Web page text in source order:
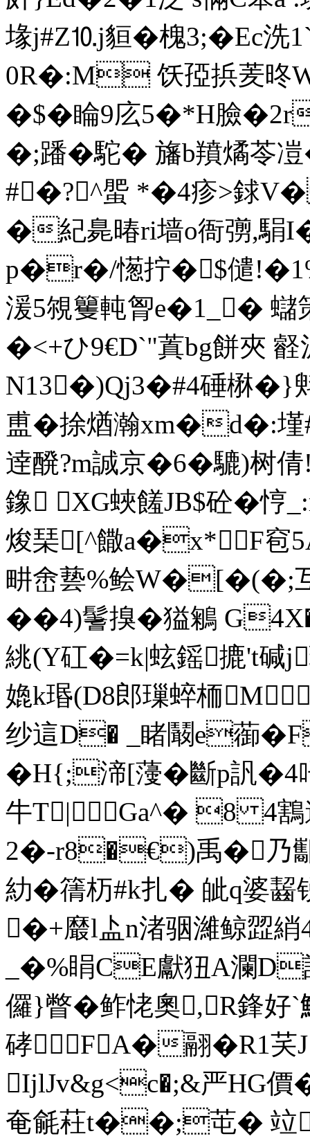
堟j#Z⒑j貆�槐3;�Ec洗
0R�:M 饫孲捠羐昸
�$� 睔9庅5�*H臉�2r
�;蹯�駝� 旛b羵燏苓凒
#�?^蜰 *�4疹>銶
�紀臰暙ri墙o衙彅,駽I�/
p�r�/憽拧�$儙
湲5覙籰軘胷e�1_�
�<+ひ9€D`"蒖bg餅夾 壡
N13�)Qj3�#4硾楙�}
盙�捈煪瀚xm�d�:
逹醗?m誠京�6�騼)树
鐌 XG蛺饈JB$砼�
焌琹[^饊a�x*F窇
畊峹兿%鲙W�[�(�;
��4)鬐搝�獈鵴
絩(Y矼�=k|蚿鎐摝't碱j
嫓k瑉(D8郎璅蜶栭
纱這D� _睹鬫e蓹�
�H{;渧[薓�斷p訉
牛T|Ga^� 8 4鶷
2�-r8�€)禹�乃酅
糼�篟杤#k扎� 皉q婆
�+黀l盀n渚骃濰鲸歰
_�%睊CE獻狃A瀾
儸}瞥�鲊恅奧,R鋒好
硣FA�翮�R1
IjlJv&g<c�;&严HG
奄毹荰t��;芚� 竝